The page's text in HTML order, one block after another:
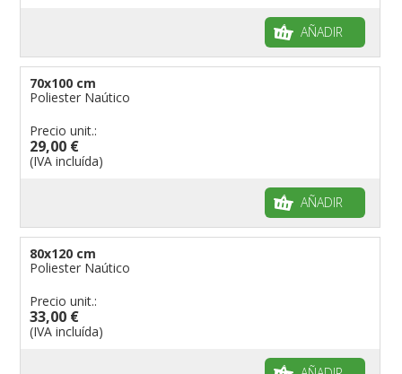
AÑADIR
70x100 cm
Poliester Naútico
Precio unit.:
29,00 €
(IVA incluída)
AÑADIR
80x120 cm
Poliester Naútico
Precio unit.:
33,00 €
(IVA incluída)